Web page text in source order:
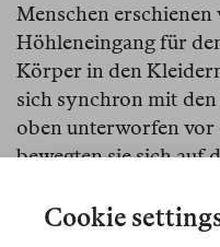
Menschen
Höhleneingang für
Körper in den
sich synchron mit
oben unterworfen vor
bewegten sie sich auf
Münder um Verse
Cookie